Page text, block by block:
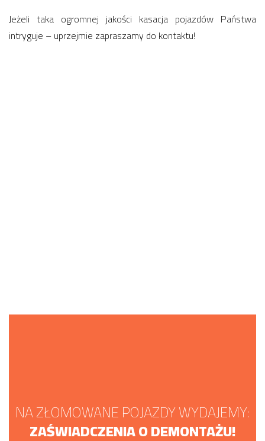
Jeżeli taka ogromnej jakości kasacja pojazdów Państwa
intryguje – uprzejmie zapraszamy do kontaktu!
NA ZŁOMOWANE POJAZDY WYDAJEMY:
ZAŚWIADCZENIA O DEMONTAŻU!